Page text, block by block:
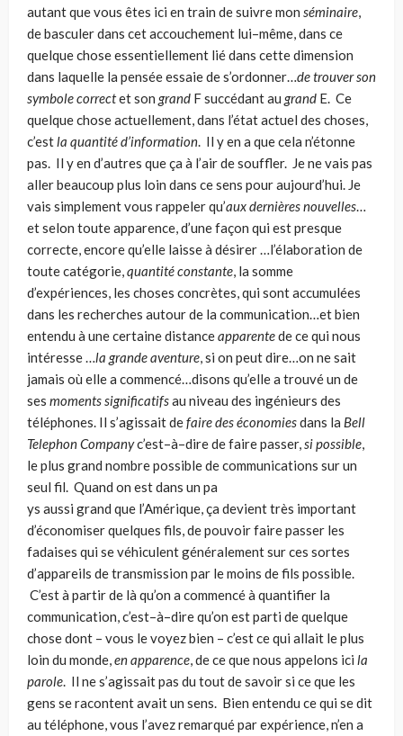
autant que vous êtes ici en train de suivre mon séminai­re,
de basculer dans cet accouchement lui–même, dans ce
quelque chose essentiellement lié dans cette dimension
dans laquelle la pensée essaie de s’ordonner…de trouver son
symbole correctet son grand F succédant au grand E. Ce
quelque chose actuellement, dans l’état actuel des choses,
c’estla quantité d’information. Il y en a que cela n’étonne
pas. Il y en d’autres que ça à l’air de souffler. Je ne vais pas
aller beaucoup plus loin dans ce sens pour aujourd’hui. Je
vais simplement vous rappeler qu’aux dernières nouvelles…
et selon toute apparence, d’une façon qui est presque
correcte, encore qu’elle laisse à désirer …l’élaboration de
toute catégorie,quantité constante, la somme
d’expériences, les choses concrètes, qui sont accumulées
dans les recherches autour de la commu­nication…et bien
entendu à une certaine distanceapparentede ce qui nous
inté­resse …la grande aventure, si on peut dire…on ne sait
jamais où elle a commencé…disons qu’elle a trouvé un de
ses momentssignificatifsau niveau des ingénieurs des
téléphones. Il s’agissait defaire deséconomiesdans la Bell
Telephon Companyc’est–à–dire de faire passer,si possible,
le plus grand nombre possible de communica­tions sur un
seul fil. Quand on est dans un pa
ys aussi grand que l’Amérique, ça devient très important
d’économiser quelques fils, de pouvoir faire passer les
fadaises qui se véhiculent généralement sur ces sortes
d’appareils de transmis­sion par le moins de fils possible.
C’est à partir de là qu’on a commencé à quan­tifier la
communication, c’est–à–dire qu’on est parti de quelque
chose dont – vous le voyez bien – c’est ce qui allait le plus
loin du monde,en apparence, de ce que nous appelons ici la
parole. Il ne s’agissait pas du tout de savoir si ce que les
gens se racontent avait un sens. Bien entendu ce qui se dit
au téléphone, vous l’avez remarqué par expérience, n’en a